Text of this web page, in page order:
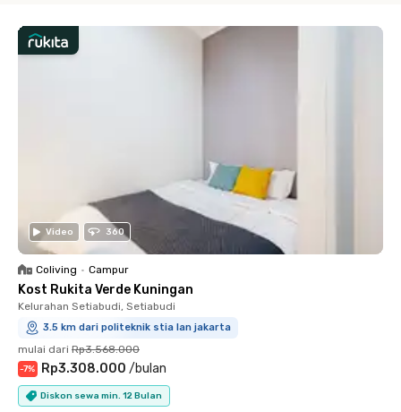
Video 360
Coliving • Campur
Kost Rukita Verde Kuningan
Kelurahan Setiabudi, Setiabudi
3.5 km dari politeknik stia lan jakarta
mulai dari Rp3.568.000
-7% Rp3.308.000 /bulan
Diskon sewa min. 12 Bulan